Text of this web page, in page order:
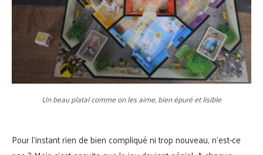
Un beau platal comme on les aime, bien épuré et lisible
Pour l’instant rien de bien compliqué ni trop nouveau, n’est-ce